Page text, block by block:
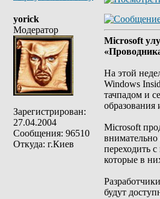
yorick
Модератор
Зарегистрирован:
27.04.2004
Сообщения: 96510
Откуда: г.Киев
Microsoft
На этой
Windows
тачпадом и
образования
Microsoft
внимательно
переходить
которые в
будут